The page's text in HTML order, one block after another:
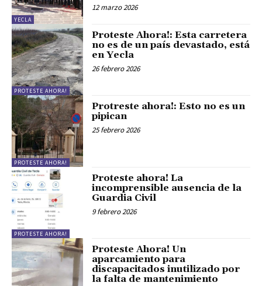
YECLA
12 marzo 2026
PROTESTE AHORA!
Proteste Ahora!: Esta carretera
no es de un país devastado, está
en Yecla
26 febrero 2026
PROTESTE AHORA!
Protreste ahora!: Esto no es un
pipican
25 febrero 2026
PROTESTE AHORA!
Proteste ahora! La
incomprensible ausencia de la
Guardia Civil
9 febrero 2026
Proteste Ahora! Un
aparcamiento para
discapacitados inutilizado por
la falta de mantenimiento